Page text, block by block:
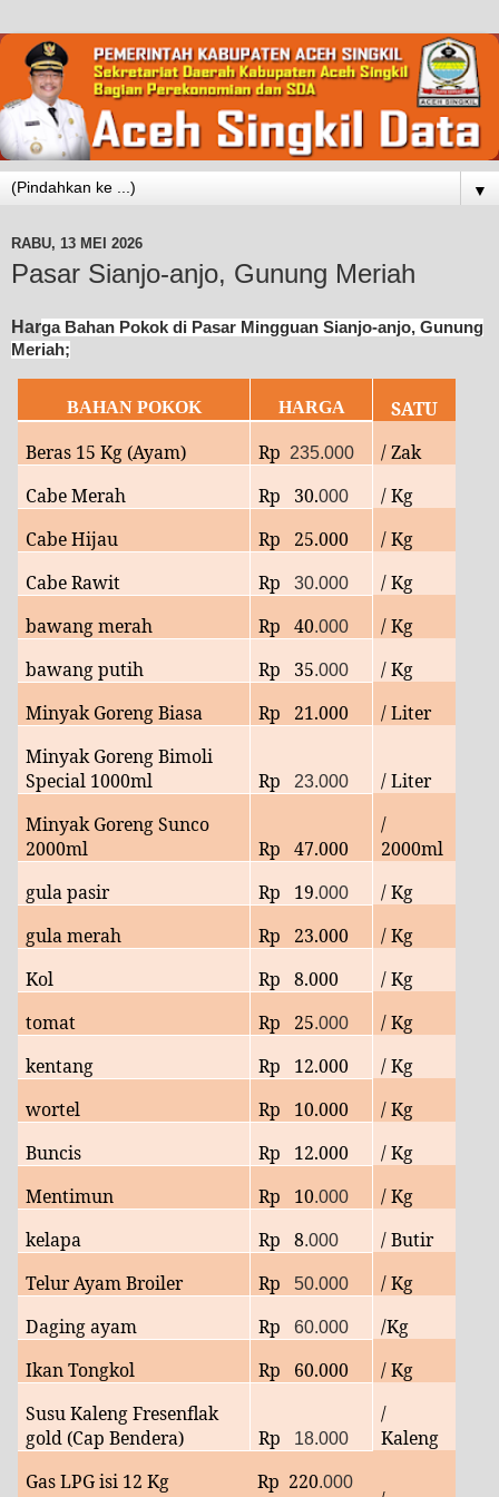
▼
RABU, 13 MEI 2026
Pasar Sianjo-anjo, Gunung Meriah
Harga Bahan Pokok di Pasar Mingguan Sianjo-anjo, Gunung
Meriah;
BAHAN POKOK HARGA
SATU
Beras 15 Kg (Ayam)
Rp235.000
/ Zak
Cabe Merah
Rp 30.000
/ Kg
Cabe Hijau
Rp 25.000
/ Kg
Cabe Rawit
Rp 30.000
/ Kg
bawang merah
Rp 40.000
/ Kg
bawang putih
Rp 35.000
/ Kg
Minyak Goreng Biasa
Rp 21.000
/ Liter
Minyak Goreng Bimoli
Special 1000ml
Rp 23.000
/ Liter
Minyak Goreng Sunco
2000ml
Rp 47.000
/
2000ml
gula pasir
Rp 19.000
/ Kg
gula merah
Rp 23.000
/ Kg
Kol
Rp 8.000
/ Kg
tomat
Rp 25.000
/ Kg
kentang
Rp 12.000
/ Kg
wortel
Rp 10.000
/ Kg
Buncis
Rp 12.000
/ Kg
Mentimun
Rp 10.000
/ Kg
kelapa
Rp 8.000
/ Butir
Telur Ayam Broiler
Rp 50.000
/ Kg
Daging ayam
Rp 60.000
/Kg
Ikan Tongkol
Rp 60.000
/ Kg
Susu Kaleng Fresenflak
gold (Cap Bendera)
Rp 18.000
/
Kaleng
Gas LPG isi 12 Kg
Rp 220.000